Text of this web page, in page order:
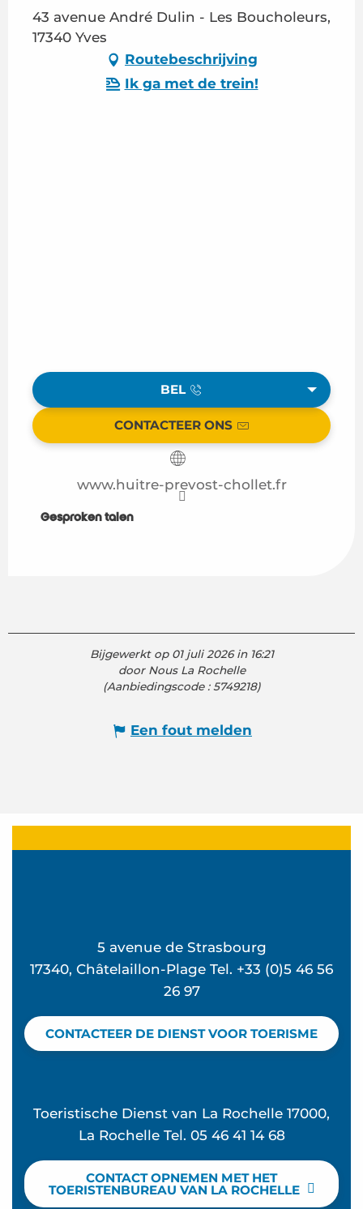
43 avenue André Dulin - Les Boucholeurs,
17340 Yves
Routebeschrijving
Ik ga met de trein!
BEL
CONTACTEER ONS
www.huitre-prevost-chollet.fr
Gesproken talen
Gesproken talen
Bijgewerkt op 01 juli 2026 in 16:21
door Nous La Rochelle
(Aanbiedingscode :5749218)
Een fout melden
5 avenue de Strasbourg
17340, Châtelaillon-Plage Tel. +33 (0)5 46 56
26 97
CONTACTEER DE DIENST VOOR TOERISME
Toeristische Dienst van La Rochelle 17000,
La Rochelle Tel. 05 46 41 14 68
CONTACT OPNEMEN MET HET
TOERISTENBUREAU VAN LA ROCHELLE